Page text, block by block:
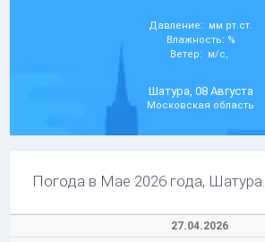
Давление: мм рт.ст.
Влажность: %
Ветер: м/с,
Шатура, 08 Августа
Московская область
Погода в Мае 2026 года, Шатура.
27.04.2026